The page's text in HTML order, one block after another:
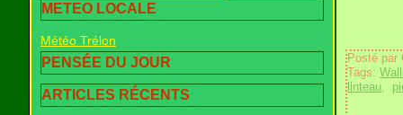
METEO LOCALE
Météo Trélon
PENSÉE DU JOUR
ARTICLES RÉCENTS
Posté par
Tags:
linteau,